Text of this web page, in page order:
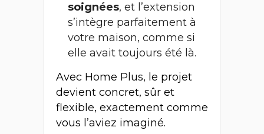
soignées, et l’extension
s’intègre parfaitement à
votre maison, comme si
elle avait toujours été là.
Avec Home Plus, le projet
devient concret, sûr et
flexible, exactement comme
vous l’aviez imaginé.